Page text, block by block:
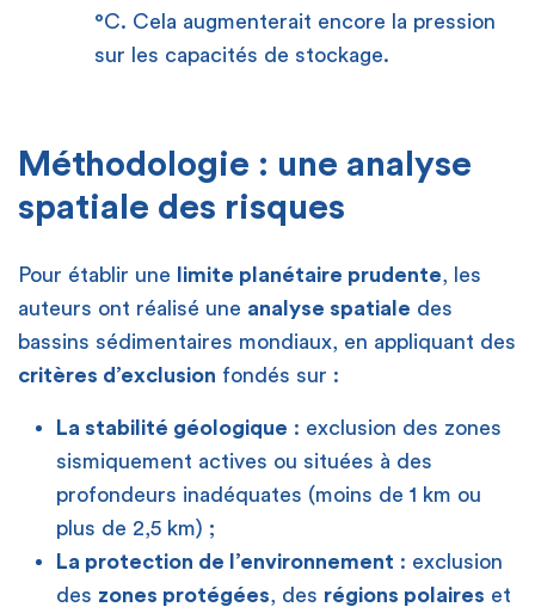
°C. Cela augmenterait encore la pression
sur les capacités de stockage.
Méthodologie : une analyse
spatiale des risques
Pour établir une limite planétaire prudente , les
auteurs ont réalisé une analyse spatiale des
bassins sédimentaires mondiaux, en appliquant des
critères d’exclusion fondés sur :
La stabilité géologique : exclusion des zones
sismiquement actives ou situées à des
profondeurs inadéquates (moins de 1 km ou
plus de 2,5 km) ;
La protection de l’environnement : exclusion
des zones protégées , des régions polaires et